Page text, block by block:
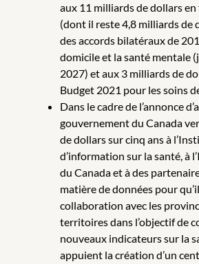
aux 11 milliards de dollars
(dont il reste 4,8 milliards de
des accords bilatéraux de
domicile et la santé mentale
2027) et aux 3 milliards de
Budget 2021 pour les soins
Dans le cadre de l’annonce
gouvernement du Canada
de dollars sur cinq ans à
d’information sur la santé, à
du Canada et à des
matière de données pour
collaboration avec les
territoires dans l’objectif de
nouveaux indicateurs sur la
appuient la création d’un